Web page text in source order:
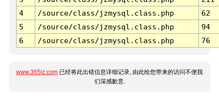
4
/source/class/jzmysql.class.php
62
5
/source/class/jzmysql.class.php
94
6
/source/class/jzmysql.class.php 76
www.365jz.com 已经将此出错信息详细记录, 由此给您带来的访问不便我
们深感歉意.